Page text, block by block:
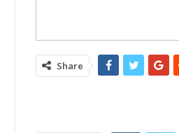
Share